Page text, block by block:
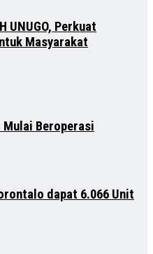
UNUGO, Perkuat
Masyarakat
Mulai Beroperasi
dapat 6.066 Unit